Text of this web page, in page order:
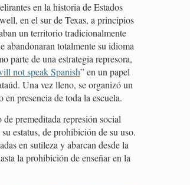
en la historia de Estados
en el sur de Texas, a principios
un territorio tradicionalmente
abandonaran totalmente su idioma
parte de una estrategia represora,
not speak Spanish” en un papel
Una vez lleno, se organizó un
presencia de toda la escuela.
premeditada represión social
estatus, de prohibición de su uso.
en sutileza y abarcan desde la
la prohibición de enseñar en la